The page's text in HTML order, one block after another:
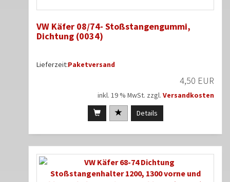
VW Käfer 08/74- Stoßstangengummi,
Dichtung (0034)
Lieferzeit:Paketversand
4,50 EUR
inkl. 19 % MwSt. zzgl. Versandkosten
Details